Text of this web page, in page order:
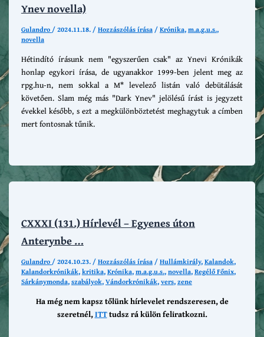
Ynev novella)
Gulandro /2024.11.18. /Hozzászólás írása /Krónika,m.a.g.u.s.,
novella
Hétindító írásunk nem "egyszerűen csak" az Ynevi Krónikák
honlap egykori írása, de ugyanakkor 1999-ben jelent meg az
rpg.hu-n, nem sokkal a M* levelező listán való debütálását
követően. Slam még más "Dark Ynev" jelölésű írást is jegyzett
évekkel később, s ezt a megkülönböztetést meghagytuk a címben
mert fontosnak tűnik.
CXXXI (131.) Hírlevél – Egyenes úton
Anterynbe …
Gulandro /2024.10.23. /Hozzászólás írása /Hullámkirály,Kalandok,
Kalandorkrónikák,kritika,Krónika,m.a.g.u.s.,novella,Regélő Főnix,
Sárkánymonda,szabályok,Vándorkrónikák,vers,zene
Ha még nem kapsz tőlünk hírlevelet rendszeresen, de
szeretnél,ITTtudsz rá külön feliratkozni.